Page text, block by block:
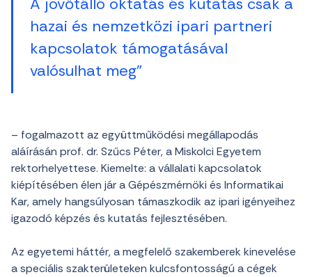
hazai és nemzetközi ipari partneri
kapcsolatok támogatásával
valósulhat meg”
– fogalmazott az együttműködési megállapodás
aláírásán prof. dr. Szűcs Péter, a Miskolci Egyetem
rektorhelyettese. Kiemelte: a vállalati kapcsolatok
kiépítésében élen jár a Gépészmérnöki és Informatikai
Kar, amely hangsúlyosan támaszkodik az ipari igényeihez
igazodó képzés és kutatás fejlesztésében.
Az egyetemi háttér, a megfelelő szakemberek kinevelése
a speciális szakterületeken kulcsfontosságú a cégek